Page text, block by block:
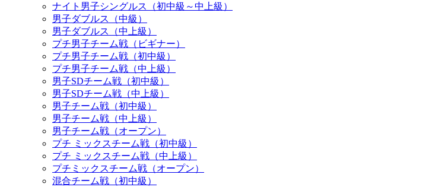
ナイト男子シングルス（初中級～中上級）
男子ダブルス（中級）
男子ダブルス（中上級）
プチ男子チーム戦（ビギナー）
プチ男子チーム戦（初中級）
プチ男子チーム戦（中上級）
男子SDチーム戦（初中級）
男子SDチーム戦（中上級）
男子チーム戦（初中級）
男子チーム戦（中上級）
男子チーム戦（オープン）
プチ ミックスチーム戦（初中級）
プチ ミックスチーム戦（中上級）
プチミックスチーム戦（オープン）
混合チーム戦（初中級）